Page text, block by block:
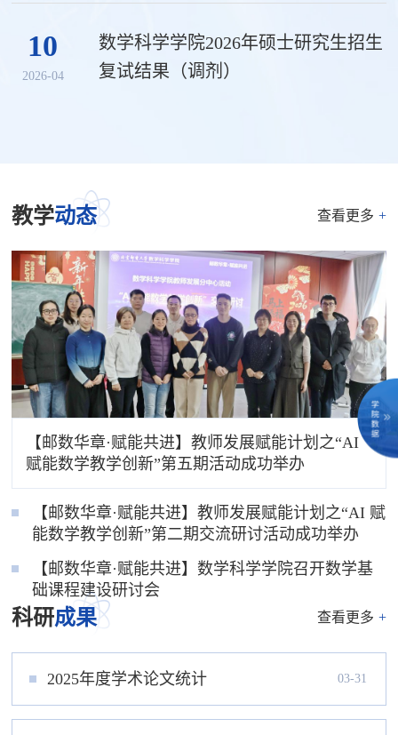
10
2026-04
数学科学学院2026年硕士研究生招生
复试结果（调剂）
查看更多 +
教学动态
【邮数华章·赋能共进】教师发展赋能计划之“AI
赋能数学教学创新”第五期活动成功举办
【邮数华章·赋能共进】教师发展赋能计划之“AI 赋
能数学教学创新”第二期交流研讨活动成功举办
【邮数华章·赋能共进】数学科学学院召开数学基
础课程建设研讨会
查看更多 +
科研成果
2025年度学术论文统计 03-31